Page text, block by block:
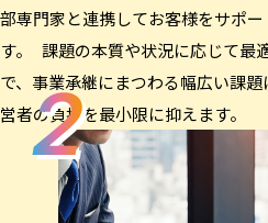
部専門家と連携してお客様をサポ
す。 課題の本質や状況に応じて最
で、事業承継にまつわる幅広い課
営者の負担を最小限に抑えます。